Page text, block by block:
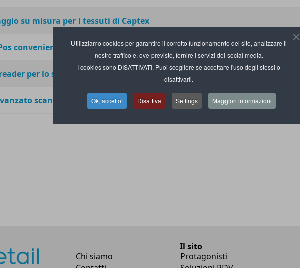
Utilizziamo cookies per garantire il corretto funzionamento del sito, analizzare il
nostro traffico e, ove previsto, fornire i servizi dei social media.
I cookies sono DISATTIVATI. Puoi scegliere se accettare l'uso degli stessi o
disattivarli.
Ok, accetto! Disattiva Settings Maggiori informazioni
su misura per i tessuti di Captex
conveniente, portatile e affidabile
per lo scambio dati contactless
scanner indossabile Bluetooth
Il sito
Chi siamo
Protagonisti